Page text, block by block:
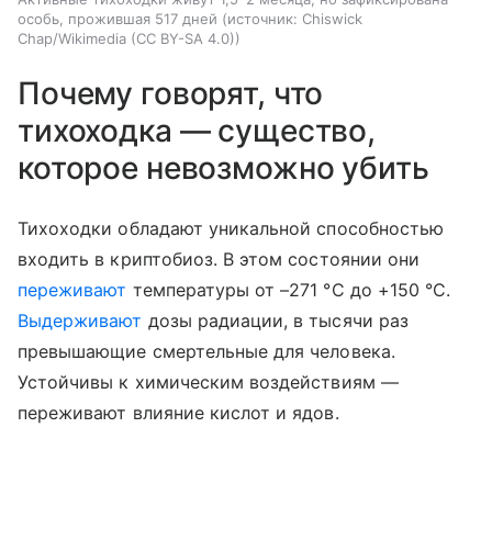
особь, прожившая 517 дней
источник: Chiswick
Chap/Wikimedia (CC BY-SA 4.0)
Почему говорят, что
тихоходка — существо,
которое невозможно убить
Тихоходки обладают уникальной способностью
входить в криптобиоз. В этом состоянии они
переживают температуры от –271 °C до +150 °C.
Выдерживают дозы радиации, в тысячи раз
превышающие смертельные для человека.
Устойчивы к химическим воздействиям —
переживают влияние кислот и ядов.